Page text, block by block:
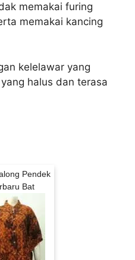
memakai furing
memakai kancing
kelelawar yang
halus dan terasa
Pendek
Bat